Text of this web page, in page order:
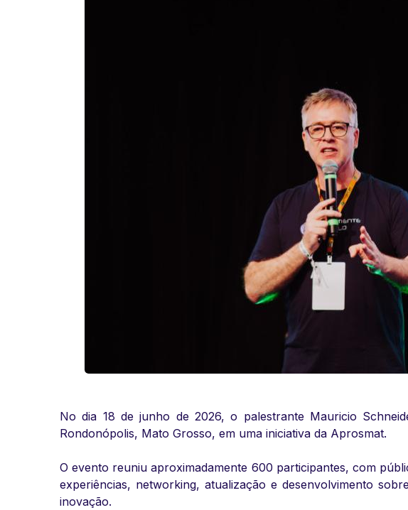
No dia 18 de junho de 2026, o palestrante Mauricio
Rondonópolis, Mato Grosso, em uma iniciativa da Aprosmat.
O evento reuniu aproximadamente 600 participantes, com
experiências, networking, atualização e desenvolvimento
inovação.